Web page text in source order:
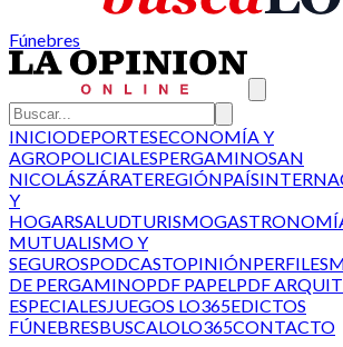
Fúnebres
INICIODEPORTESECONOMÍA Y
AGROPOLICIALESPERGAMINOSAN
NICOLÁSZÁRATEREGIÓNPAÍS
Y
HOGARSALUDTURISMO
MUTUALISMO Y
SEGUROSPODCASTOPINIÓNPERFILES
DE PERGAMINOPDF PAPELPDF
ESPECIALESJUEGOS LO365EDICTOS
FÚNEBRESBUSCALOLO365CONTACTO